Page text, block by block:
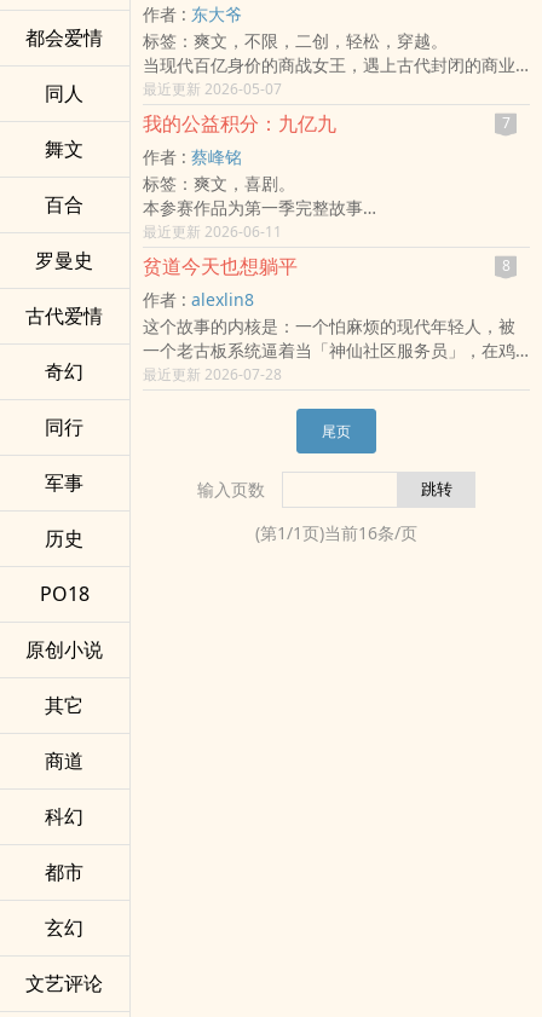
都会爱情
同人
舞文
百合
罗曼史
古代爱情
奇幻
同行
军事
历史
PO18
原创小说
其它
商道
科幻
都市
玄幻
文艺评论
的怪人……
当大人们都以为这只是孩子的恶作剧时，由五年级
逻辑控林羽、百晓生小胖、以及观察力敏锐的苏菲
所组成的「百合小学侦探团」正式出动！
这里没有超能力，只有最严谨的观察与最纯粹的逻
辑。四十个回合、二十桩悬案，邀你一起在放学钟
声响起前，找出唯一的真相。
作者 : 东大爷
标签：爽文，不限，二创，轻松，穿越。
当现代百亿身价的商战女王，遇上古代封闭的商业
市场——
开局： 一间破院，五十两欠债。
结局： 全国分号，万国来朝，手握大宁朝的经济命
脉。
沈若冰：「论赚钱，在座的各位都是弟弟。」
这是一场关于「降维打击」的极致极致表演，篇篇
有爽点，回回有反转！
最近更新 2026-05-07
我的公益积分：九亿九 7
作者 : 蔡峰铭
标签：爽文，喜剧。
本参赛作品为第一季完整故事
「本故事为虚构小说，如有雷同纯属巧合。」
「本故事为虚构科幻喜剧，请勿模仿」
「剧情仅供参考，投资理财需审慎」
一个反套路的公益故事
我继承了九亿九，却成了最穷的亿万负翁。
一场爆笑不断的「冤种」集结
当善良被利用、好心被套路，一群「被骗者联盟」
从庞氏骗局、霸王合同到情感诈骗，手把手教你
「吃亏是福，但要吃在明处」。
一次关于财富与善良的终极思考
在这个充满陷阱的世界，做一个不好欺负的好人。
最近更新 2026-06-11
贫道今天也想躺平 8
作者 : alexlin8
这个故事的内核是：一个怕麻烦的现代年轻人，被
一个老古板系统逼着当「神仙社区服务员」，在鸡
飞狗跳的日常中，慢慢理解「术」背后的「道」
——而这个「道」，可能只是「多管闲事也是种修
最近更新 2026-07-28
尾页
输入页数
(第1/1页)当前16条/页